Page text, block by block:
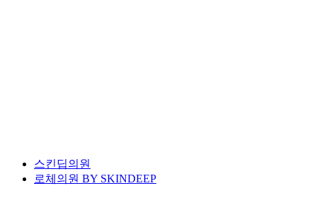
스킨딥의원
로체의원 BY SKINDEEP